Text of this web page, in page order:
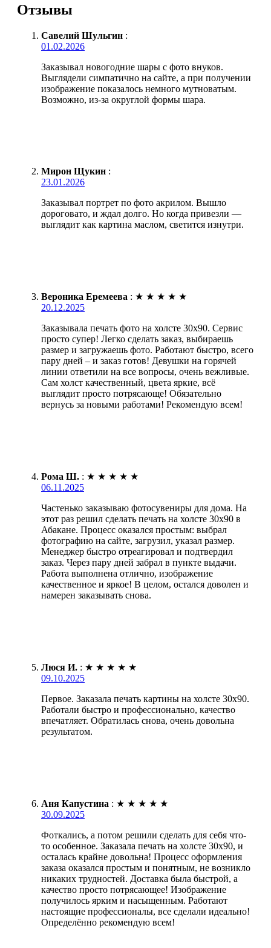
Отзывы
Савелий Шульгин :
01.02.2026
Заказывал новогодние шары с фото внуков.
Выглядели симпатично на сайте, а при получении
изображение показалось немного мутноватым.
Возможно, из-за округлой формы шара.
Мирон Щукин :
23.01.2026
Заказывал портрет по фото акрилом. Вышло
дороговато, и ждал долго. Но когда привезли —
выглядит как картина маслом, светится изнутри.
Вероника Еремеева : ★ ★ ★ ★ ★
20.12.2025
Заказывала печать фото на холсте 30х90. Сервис
просто супер! Легко сделать заказ, выбираешь
размер и загружаешь фото. Работают быстро, всего
пару дней – и заказ готов! Девушки на горячей
линии ответили на все вопросы, очень вежливые.
Сам холст качественный, цвета яркие, всё
выглядит просто потрясающе! Обязательно
вернусь за новыми работами! Рекомендую всем!
Рома Ш. : ★ ★ ★ ★ ★
06.11.2025
Частенько заказываю фотосувениры для дома. На
этот раз решил сделать печать на холсте 30х90 в
Абакане. Процесс оказался простым: выбрал
фотографию на сайте, загрузил, указал размер.
Менеджер быстро отреагировал и подтвердил
заказ. Через пару дней забрал в пункте выдачи.
Работа выполнена отлично, изображение
качественное и яркое! В целом, остался доволен и
намерен заказывать снова.
Люся И. : ★ ★ ★ ★ ★
09.10.2025
Первое. Заказала печать картины на холсте 30х90.
Работали быстро и профессионально, качество
впечатляет. Обратилась снова, очень довольна
результатом.
Аня Капустина : ★ ★ ★ ★ ★
30.09.2025
Фоткались, а потом решили сделать для себя что-
то особенное. Заказала печать на холсте 30х90, и
осталась крайне довольна! Процесс оформления
заказа оказался простым и понятным, не возникло
никаких трудностей. Доставка была быстрой, а
качество просто потрясающее! Изображение
получилось ярким и насыщенным. Работают
настоящие профессионалы, все сделали идеально!
Определённо рекомендую всем!